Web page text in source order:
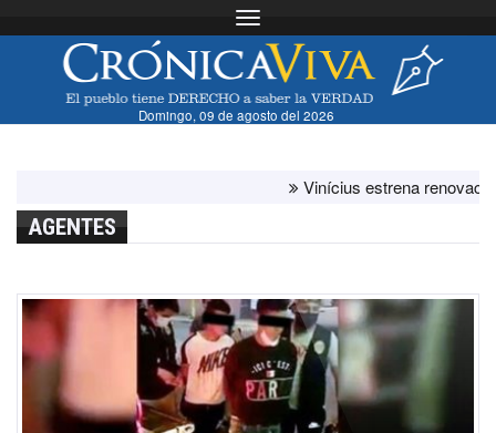
Toggle navigation
Domingo, 09 de agosto del 2026
Vinícius estrena renovación
AGENTES